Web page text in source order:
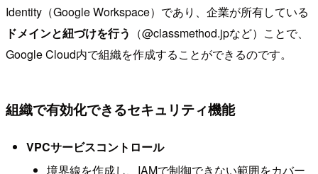
Identity（Google Workspace）であり、企業が所有している
ドメインと紐づけを行う （@classmethod.jpなど）ことで、
Google Cloud内で組織を作成することができるのです。
組織で有効化できるセキュリティ機能
VPCサービスコントロール
境界線を作成し、IAMで制御できない範囲をカバー